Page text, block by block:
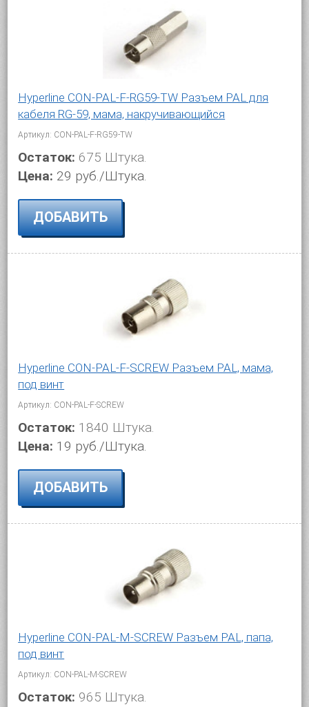
Hyperline CON-PAL-F-RG59-TW Разъем PAL для
кабеля RG-59, мама, накручивающийся
Артикул: CON-PAL-F-RG59-TW
Остаток: 675 Штука.
Цена: 29 руб./Штука.
ДОБАВИТЬ
Hyperline CON-PAL-F-SCREW Разъем PAL, мама,
под винт
Артикул: CON-PAL-F-SCREW
Остаток: 1840 Штука.
Цена: 19 руб./Штука.
ДОБАВИТЬ
Hyperline CON-PAL-M-SCREW Разъем PAL, папа,
под винт
Артикул: CON-PAL-M-SCREW
Остаток: 965 Штука.